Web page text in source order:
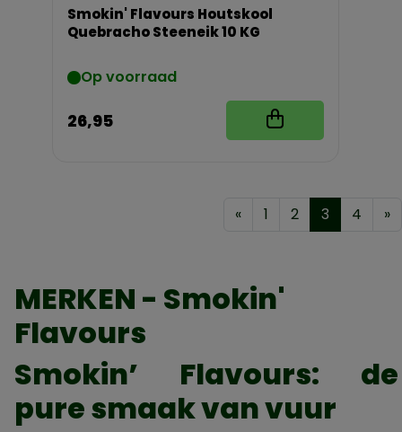
Smokin' Flavours Houtskool
Quebracho Steeneik 10 KG
Op voorraad
26,95
« 1 2 3 4 »
MERKEN - Smokin'
Flavours
Smokin’ Flavours: de
pure smaak van vuur